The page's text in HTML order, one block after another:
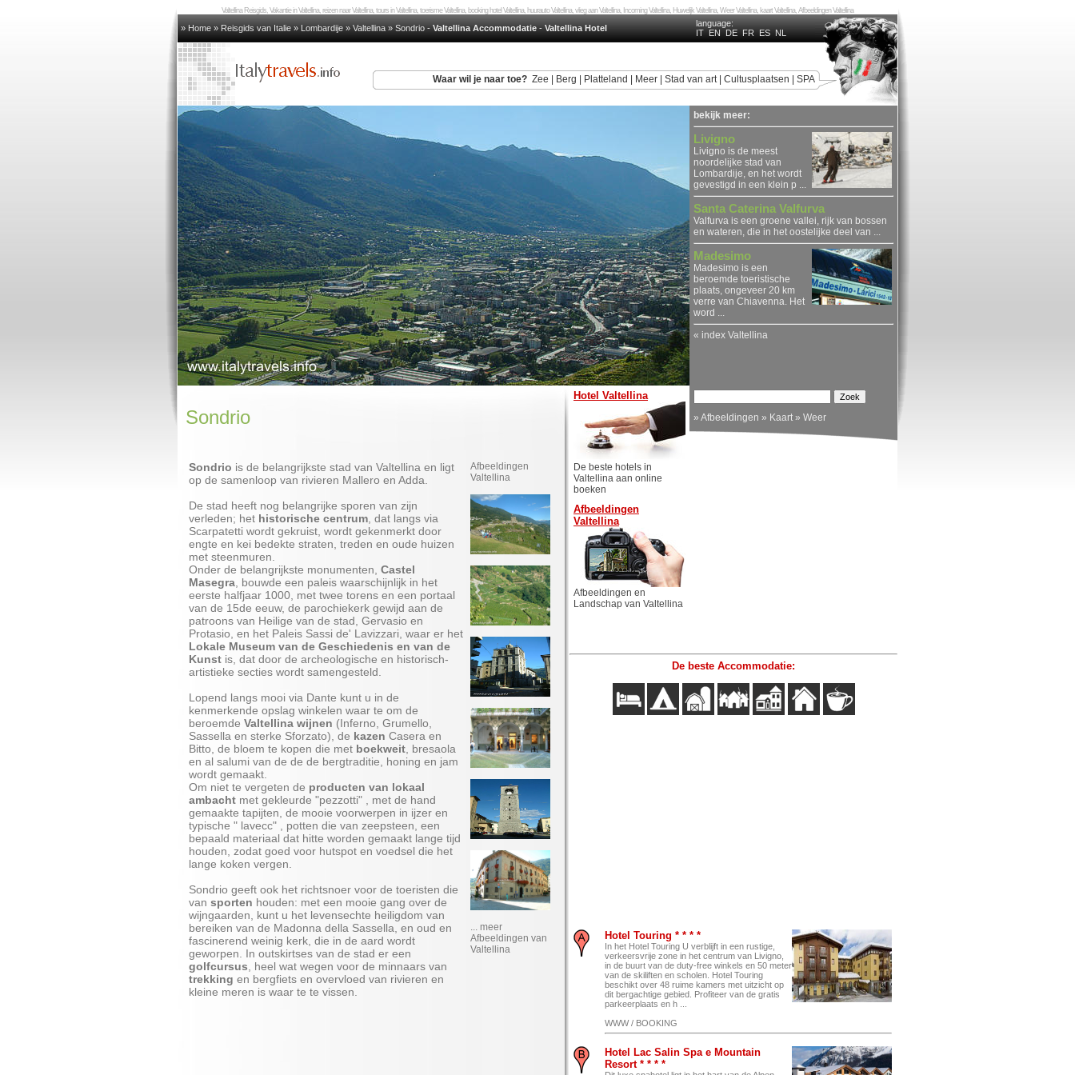
Valtellina Reisgids, Vakantie in Valtellina, reizen naar Valtellina, tours in Valtellina, toerisme Valtellina, booking hotel Valtellina, huurauto Valtellina, vlieg aan Valtellina, Incoming Valtellina, Huwelijk Valtellina, Weer Valtellina, kaart Valtellina, Afbeeldingen Valtellina
» Home » Reisgids van Italie » Lombardije » Valtellina » Sondrio - Valtellina Accommodatie - Valtellina Hotel
language:
IT EN DE FR ES NL
Waar wil je naar toe? Zee Berg Platteland Meer Stad van art| Cultusplaatsen SPA
bekijk meer:
Livigno
Livigno is de meest
noordelijke stad van
Lombardije, en het wordt
gevestigd in een klein p ...
Santa Caterina Valfurva
Valfurva is een groene vallei, rijk van bossen
en wateren, die in het oostelijke deel van ...
Madesimo
Madesimo is een
beroemde toeristische
plaats, ongeveer 20 km
verre van Chiavenna. Het
word ...
« index Valtellina
Sondrio
Sondrio is de belangrijkste stad van Valtellina en ligt
op de samenloop van rivieren Mallero en Adda.
De stad heeft nog belangrijke sporen van zijn
verleden; het historische centrum , dat langs via
Scarpatetti wordt gekruist, wordt gekenmerkt door
engte en kei bedekte straten, treden en oude huizen
met steenmuren.
Onder de belangrijkste monumenten, Castel
Masegra , bouwde een paleis waarschijnlijk in het
eerste halfjaar 1000, met twee torens en een portaal
van de 15de eeuw, de parochiekerk gewijd aan de
patroons van Heilige van de stad, Gervasio en
Protasio, en het Paleis Sassi de' Lavizzari, waar er het
Lokale Museum van de Geschiedenis en van de
Kunst is, dat door de archeologische en historisch-
artistieke secties wordt samengesteld.
Lopend langs mooi via Dante kunt u in de
kenmerkende opslag winkelen waar te om de
beroemde Valtellina wijnen (Inferno, Grumello,
Sassella en sterke Sforzato), de kazen Casera en
Bitto, de bloem te kopen die met boekweit , bresaola
en al salumi van de de de bergtraditie, honing en jam
wordt gemaakt.
Om niet te vergeten de producten van lokaal
ambacht met gekleurde "pezzotti" , met de hand
gemaakte tapijten, de mooie voorwerpen in ijzer en
typische " lavecc" , potten die van zeepsteen, een
bepaald materiaal dat hitte worden gemaakt lange tijd
houden, zodat goed voor hutspot en voedsel die het
lange koken vergen.
Sondrio geeft ook het richtsnoer voor de toeristen die
van sporten houden: met een mooie gang over de
wijngaarden, kunt u het levensechte heiligdom van
bereiken van de Madonna della Sassella, en oud en
fascinerend weinig kerk, die in de aard wordt
geworpen. In outskirtses van de stad er een
golfcursus , heel wat wegen voor de minnaars van
trekking en bergfiets en overvloed van rivieren en
kleine meren is waar te te vissen.
Afbeeldingen
Valtellina
... meer
Afbeeldingen van
Valtellina
Hotel Valtellina
De beste hotels in
Valtellina aan online
boeken
Afbeeldingen
Valtellina
Afbeeldingen en
Landschap van Valtellina
» Afbeeldingen » Kaart » Weer
De beste Accommodatie:
Hotel Touring * * * *
In het Hotel Touring U verblijft in een rustige,
verkeersvrije zone in het centrum van Livigno,
in de buurt van de duty-free winkels en 50 meter
van de skiliften en scholen. Hotel Touring
beschikt over 48 ruime kamers met uitzicht op
dit bergachtige gebied. Profiteer van de gratis
parkeerplaats en h ...
WWW / BOOKING
Hotel Lac Salin Spa e Mountain
Resort * * * *